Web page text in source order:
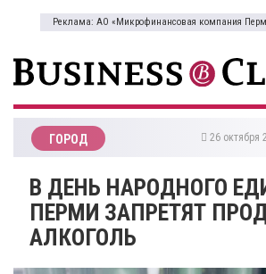
Реклама: АО «Микрофинансовая компания
ГОРОД 26 октября
​В ДЕНЬ НАРОДНОГО
ПЕРМИ ЗАПРЕТЯТ
АЛКОГОЛЬ